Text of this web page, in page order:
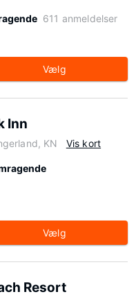
611 anmeldelser
Vælg
Inn
KN Vis kort
Vælg
Resort